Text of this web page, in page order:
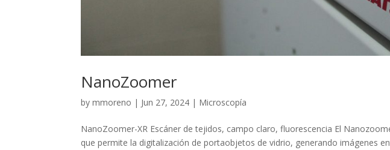
NanoZoomer
bymmoreno | Jun 27, 2024 | Microscopía
NanoZoomer-XR Escáner de tejidos, campo claro, fluorescencia El
que permite la digitalización de portaobjetos de vidrio, generando imágenes